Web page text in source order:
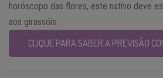
horóscopo das flores, este nativo deve
aos girassóis.
CLIQUE PARA SABER A PREVISÃO